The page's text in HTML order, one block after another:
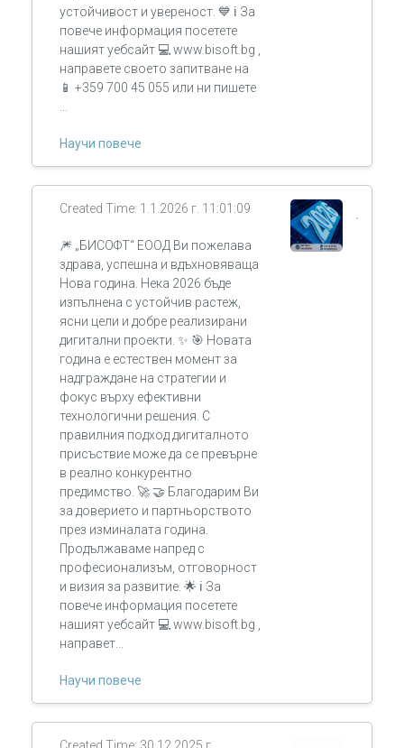
устойчивост и увереност. 💙 ℹ За
повече информация посетете
нашият уебсайт 💻 www.bisoft.bg ,
направете своето запитване на
📱 +359 700 45 055 или ни пишете
Научи повече
Created Time: 1.1.2026 г. 11:01:09
🎆 „БИСОФТ“ ЕООД Ви пожелава
здрава, успешна и вдъхновяваща
Нова година. Нека 2026 бъде
изпълнена с устойчив растеж,
ясни цели и добре реализирани
дигитални проекти. ✨ 🎯 Новата
година е естествен момент за
надграждане на стратегии и
фокус върху ефективни
технологични решения. С
правилния подход дигиталното
присъствие може да се превърне
в реално конкурентно
предимство. 🚀 🤝 Благодарим Ви
за доверието и партньорството
през изминалата година.
Продължаваме напред с
професионализъм, отговорност
и визия за развитие. 🌟 ℹ За
повече информация посетете
нашият уебсайт 💻 www.bisoft.bg ,
направет...
Научи повече